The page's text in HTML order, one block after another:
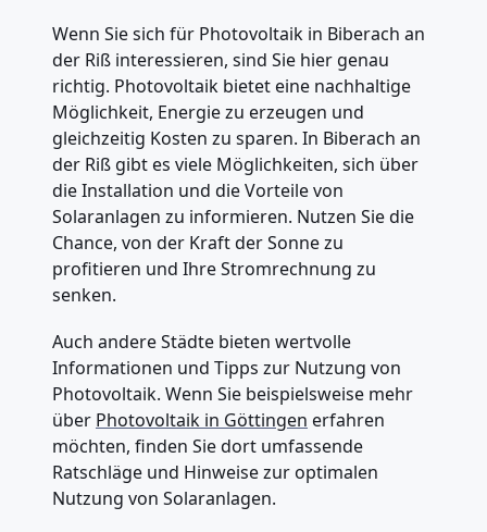
Wenn Sie sich für Photovoltaik in Biberach an
der Riß interessieren, sind Sie hier genau
richtig. Photovoltaik bietet eine nachhaltige
Möglichkeit, Energie zu erzeugen und
gleichzeitig Kosten zu sparen. In Biberach an
der Riß gibt es viele Möglichkeiten, sich über
die Installation und die Vorteile von
Solaranlagen zu informieren. Nutzen Sie die
Chance, von der Kraft der Sonne zu
profitieren und Ihre Stromrechnung zu
senken.
Auch andere Städte bieten wertvolle
Informationen und Tipps zur Nutzung von
Photovoltaik. Wenn Sie beispielsweise mehr
über Photovoltaik in Göttingen erfahren
möchten, finden Sie dort umfassende
Ratschläge und Hinweise zur optimalen
Nutzung von Solaranlagen.